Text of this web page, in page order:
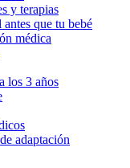
y terapias
que tu bebé
médica
los 3 años
adaptación